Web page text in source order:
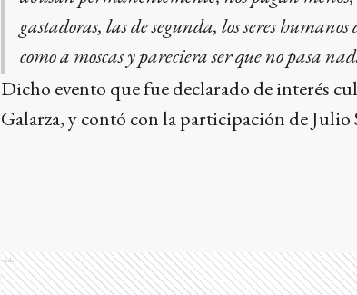
gastadoras, las de segunda, los seres
como a moscas y pareciera ser que no pasa
Dicho evento que fue declarado de interés
Galarza, y contó con la participación de
Ads